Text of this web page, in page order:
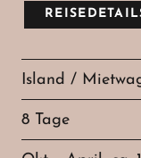
Island /
8 Tage